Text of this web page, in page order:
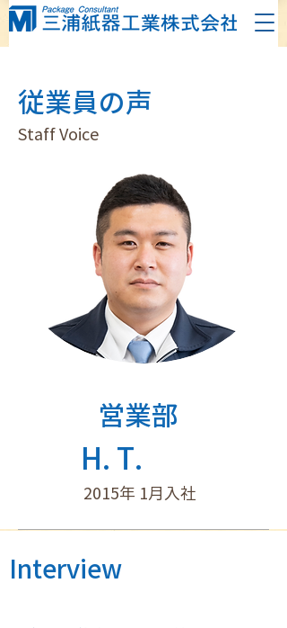
従業員の声
Staff Voice
​営業部
H. T.
2015年 1月入社
Interview